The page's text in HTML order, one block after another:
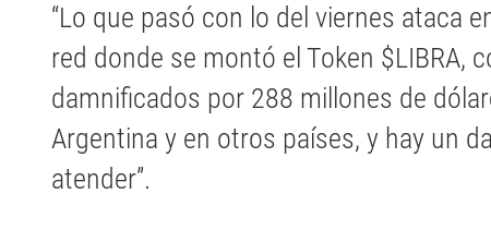
“Lo que pasó con lo del viernes ataca
red donde se montó el Token $LIBRA,
damnificados por 288 millones de
Argentina y en otros países, y hay un
atender”.